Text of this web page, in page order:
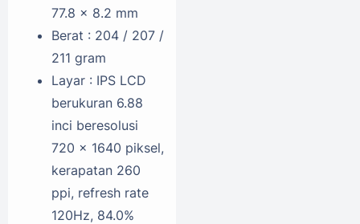
77.8 x 8.2 mm
Berat : 204 / 207 /
211 gram
Layar : IPS LCD
berukuran 6.88
inci beresolusi
720 x 1640 piksel,
kerapatan 260
ppi, refresh rate
120Hz, 84.0%